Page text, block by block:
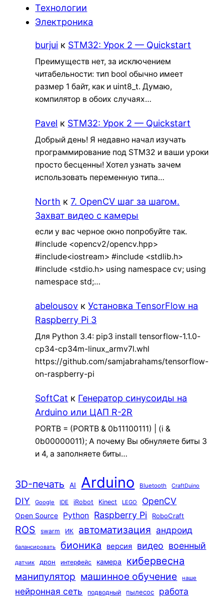
Технологии
Электроника
burjui к STM32: Урок 2 — Quickstart
Преимуществ нет, за исключением
читабельности: тип bool обычно имеет
размер 1 байт, как и uint8_t. Думаю,
компилятор в обоих случаях…
Pavel к STM32: Урок 2 — Quickstart
Добрый день! Я недавно начал изучать
программирование под STM32 и ваши уроки
просто бесценны! Хотел узнать зачем
использовать переменную типа…
North к7. OpenCV шаг за шагом.
Захват видео с камеры
если у вас черное окно попробуйте так.
#include <opencv2/opencv.hpp>
#include<iostream> #include <stdlib.h>
#include <stdio.h> using namespace cv; using
namespace std;…
abelousov кУстановка TensorFlow на
Raspberry Pi 3
Для Python 3.4: pip3 install tensorflow-1.1.0-
cp34-cp34m-linux_armv7l.whl
https://github.com/samjabrahams/tensorflow-
on-raspberry-pi
SoftCat к Генератор синусоиды на
Arduino или ЦАП R-2R
PORTB = (PORTB & 0b11100111) | (i &
0b00000011); А почему Вы обнуляете биты 3
и 4, а заполняете биты…
3D-печать AI Arduino Bluetooth CraftDuino
DIY Google IDE iRobot Kinect LEGO OpenCV
Open Source Python Raspberry Pi RoboCraft
ROS swarm ИК автоматизация андроид
балансировать бионика версия видео военный
датчик дрон интерфейс камера кибервесна
манипулятор машинное обучение наше
нейронная сеть подводный пылесос работа